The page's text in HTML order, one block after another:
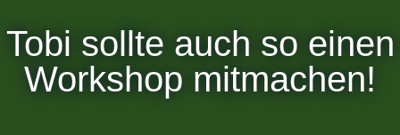
Tobi sollte auch so einen
Workshop mitmachen!